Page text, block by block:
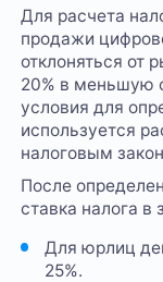
Для расчета
продажи
отклоняться от
20% в меньшую
условия для
используется
налоговым
После
ставка налога в
Для юрлиц
25%.